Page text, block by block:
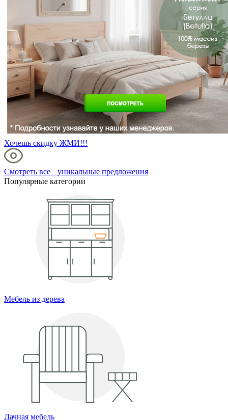
Хочешь скидку ЖМИ!!!
Смотреть все уникальные предложения
Популярные категории
Мебель из дерева
Дачная мебель